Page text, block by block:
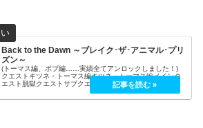
Back to the Dawn ～ブレイク･ザ･アニマル･プリ
ズン～
(トーマス編、ボブ編……実績全てアンロックしました！)
クエストキツネ・トーマス編キツネ・トーマス編メインク
エスト脱獄クエストサブクエスト散髪屋クエスト隊長クエ
ストビッグフット：クエストシャープファング：クエスト
ブラッククロー：クエストパンサ...